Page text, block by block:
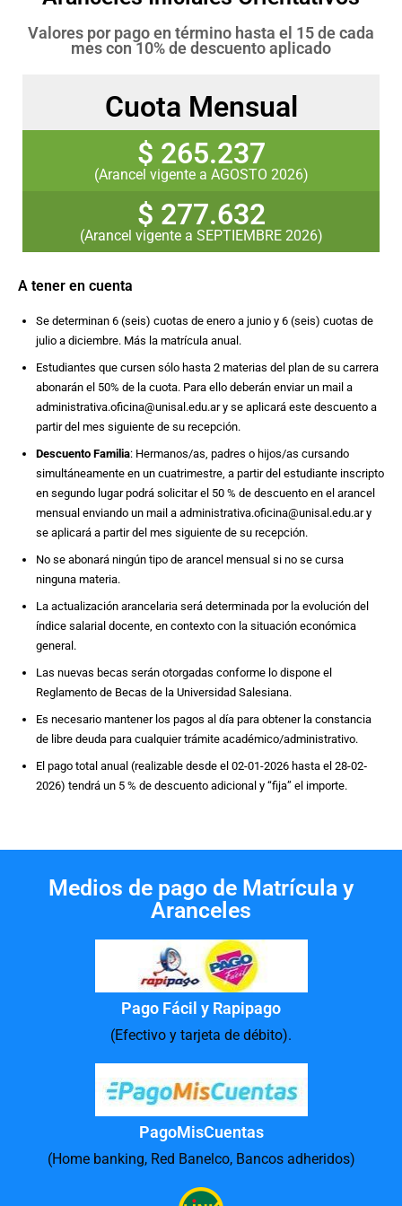
Valores por pago en término hasta el 15 de cada
mes con 10% de descuento aplicado
Cuota Mensual
$ 265.237
(Arancel vigente a AGOSTO 2026)
$ 277.632
(Arancel vigente a SEPTIEMBRE 2026)
A tener en cuenta
Se determinan 6 (seis) cuotas de enero a junio y 6 (seis) cuotas de
julio a diciembre. Más la matrícula anual.
Estudiantes que cursen sólo hasta 2 materias del plan de su carrera
abonarán el 50% de la cuota. Para ello deberán enviar un mail a
administrativa.oficina@unisal.edu.ar y se aplicará este descuento a
partir del mes siguiente de su recepción.
Descuento Familia: Hermanos/as, padres o hijos/as cursando
simultáneamente en un cuatrimestre, a partir del estudiante inscripto
en segundo lugar podrá solicitar el 50 % de descuento en el arancel
mensual enviando un mail a administrativa.oficina@unisal.edu.ar y
se aplicará a partir del mes siguiente de su recepción.
No se abonará ningún tipo de arancel mensual si no se cursa
ninguna materia.
La actualización arancelaria será determinada por la evolución del
índice salarial docente, en contexto con la situación económica
general.
Las nuevas becas serán otorgadas conforme lo dispone el
Reglamento de Becas de la Universidad Salesiana.
Es necesario mantener los pagos al día para obtener la constancia
de libre deuda para cualquier trámite académico/administrativo.
El pago total anual (realizable desde el 02-01-2026 hasta el 28-02‐
2026) tendrá un 5 % de descuento adicional y “fija” el importe.
Medios de pago de Matrícula y
Aranceles
Pago Fácil y Rapipago
(Efectivo y tarjeta de débito).
PagoMisCuentas
(Home banking, Red Banelco, Bancos adheridos)